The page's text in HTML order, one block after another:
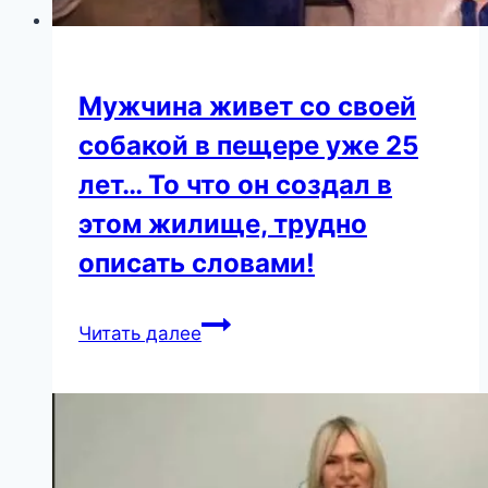
была
2-
х
лет)
Мужчина живет со своей
собакой в пещере уже 25
лет… То что он создал в
этом жилище, трудно
описать словами!
Читать далееМужчина